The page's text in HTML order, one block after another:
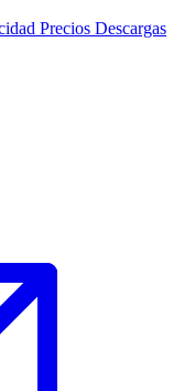
Precios Descargas